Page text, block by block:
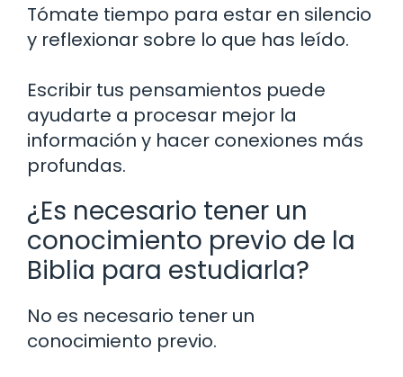
Tómate tiempo para estar en silencio
y reflexionar sobre lo que has leído.
Escribir tus pensamientos puede
ayudarte a procesar mejor la
información y hacer conexiones más
profundas.
¿Es necesario tener un
conocimiento previo de la
Biblia para estudiarla?
No es necesario tener un
conocimiento previo.